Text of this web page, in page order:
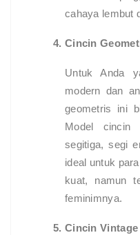
cahaya lembut
Cincin
Untuk Anda
modern dan
geometris ini
Model cincin
segitiga, segi
ideal untuk
kuat, namun
feminimnya.
Cincin Vintage